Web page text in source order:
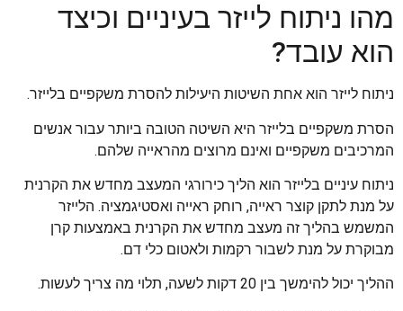
מהו ניתוח לייזר בעיניים וכיצד
הוא עובד?
ניתוח לייזר הוא אחת השיטות היעילות להסרת משקפיים בלייזר.
הסרת משקפיים בלייזר היא השיטה הטובה ביותר עבור אנשים
המרכיבים משקפיים ואינם מרוצים מהראייה שלהם.
ניתוח עיניים בלייזר הוא הליך כירורגי המעצב מחדש את הקרנית
על מנת לתקן קוצר ראייה, רוחק ראייה ואסטיגמציה. הלייזר
המשמש בהליך זה מעצב מחדש את הקרנית באמצעות קרן
מבוקרת על מנת לשבור רקמות ולאטום כלי דם.
ההליך יכול להימשך בין 20 דקות לשעה, תלוי מה צריך לעשות.